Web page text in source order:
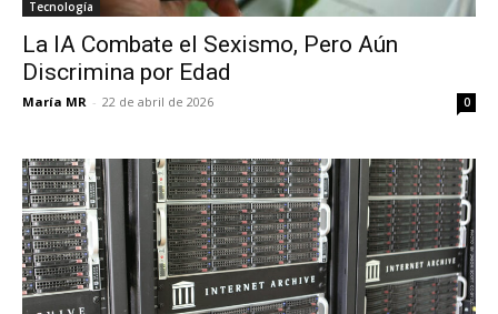
Tecnología
La IA Combate el Sexismo, Pero Aún
Discrimina por Edad
María MR - 22 de abril de 2026 0